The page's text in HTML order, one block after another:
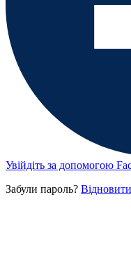
Увійдіть за допомогою
Забули пароль? Відновити